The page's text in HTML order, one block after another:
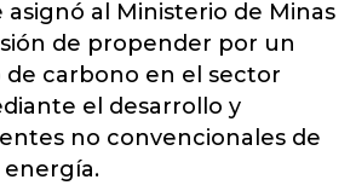
asignó al Ministerio de Minas
de propender por un
de carbono en el sector
el desarrollo y
no convencionales de